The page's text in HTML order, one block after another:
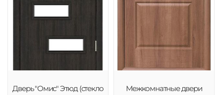
Дверь "Омис" Этюд (стекло
Межкомнатные двери